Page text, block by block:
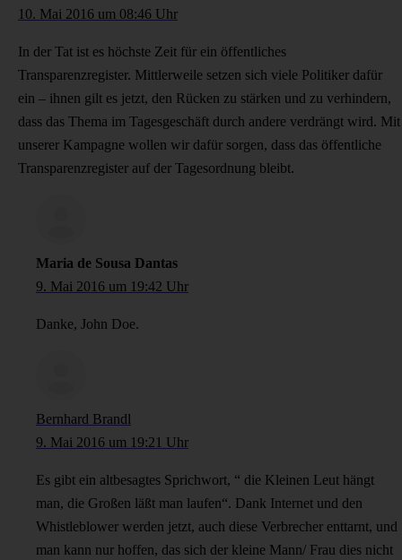
10. Mai 2016 um 08:46 Uhr
In der Tat ist es höchste Zeit für ein öffentliches
Transparenzregister. Mittlerweile setzen sich viele Politiker dafür
ein – ihnen gilt es jetzt, den Rücken zu stärken und zu verhindern,
dass das Thema im Tagesgeschäft durch andere verdrängt wird. Mit
unserer Kampagne wollen wir dafür sorgen, dass das öffentliche
Transparenzregister auf der Tagesordnung bleibt.
Maria de Sousa Dantas
9. Mai 2016 um 19:42 Uhr
Danke, John Doe.
Bernhard Brandl
9. Mai 2016 um 19:21 Uhr
Es gibt ein altbesagtes Sprichwort, “ die Kleinen Leut hängt
man, die Großen läßt man laufen“. Dank Internet und den
Whistleblower werden jetzt, auch diese Verbrecher enttarnt, und
man kann nur hoffen, das sich der kleine Mann/ Frau dies nicht